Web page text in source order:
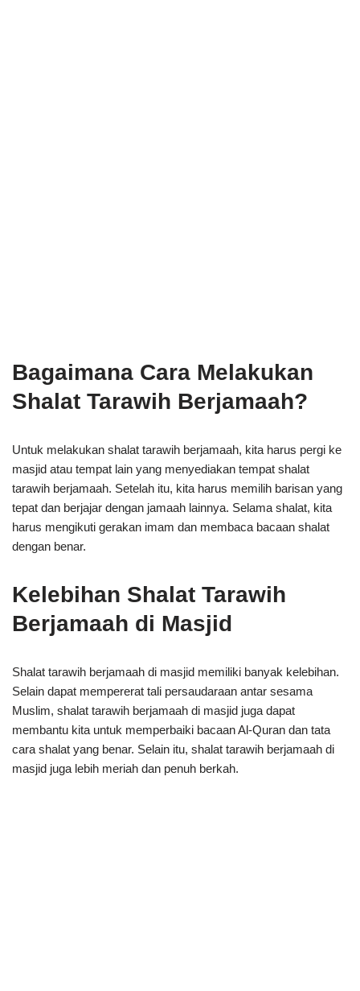
Bagaimana Cara Melakukan
Shalat Tarawih Berjamaah?
Untuk melakukan shalat tarawih berjamaah, kita harus pergi ke
masjid atau tempat lain yang menyediakan tempat shalat
tarawih berjamaah. Setelah itu, kita harus memilih barisan yang
tepat dan berjajar dengan jamaah lainnya. Selama shalat, kita
harus mengikuti gerakan imam dan membaca bacaan shalat
dengan benar.
Kelebihan Shalat Tarawih
Berjamaah di Masjid
Shalat tarawih berjamaah di masjid memiliki banyak kelebihan.
Selain dapat mempererat tali persaudaraan antar sesama
Muslim, shalat tarawih berjamaah di masjid juga dapat
membantu kita untuk memperbaiki bacaan Al-Quran dan tata
cara shalat yang benar. Selain itu, shalat tarawih berjamaah di
masjid juga lebih meriah dan penuh berkah.